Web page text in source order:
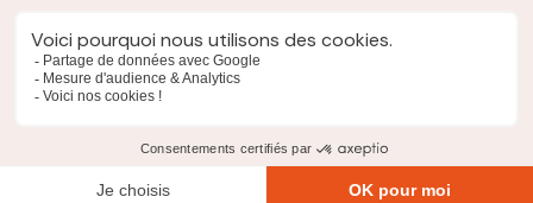
Les renseignements fournis sur les garanties incluses dans notre
étude sont très succincts, trop pour rendre les contrats
attractifs. Si la formule Alizés Croisière constitue la formule
classique à destination de la majorité des embarcations, la
seulement, quelle que soit leur valeur. Enfin, la formule
Hobbisure est annoncée comme sur-mesure pour les besoins
temporaires, sans qu’il soit fait mention d’une durée maximale.